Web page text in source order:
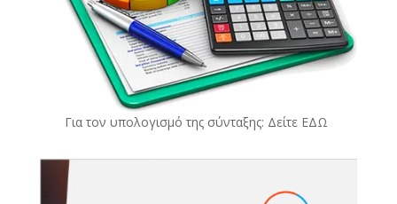
Για τον υπολογισμό της σύνταξης: Δείτε ΕΔΩ